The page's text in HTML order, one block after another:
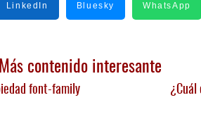
LinkedIn Bluesky WhatsApp
Más contenido interesante
font-family